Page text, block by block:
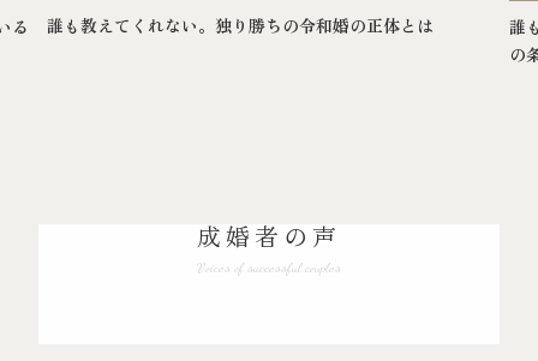
る 誰も教えてくれない。独り勝ちの令和婚の正体とは
誰
の
成婚者の声
Voices of successful couples